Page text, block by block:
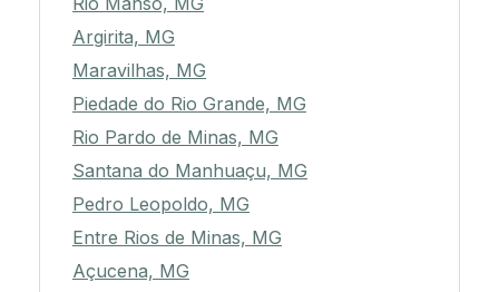
Argirita, MG
Maravilhas, MG
Piedade do Rio Grande, MG
Rio Pardo de Minas, MG
Santana do Manhuaçu, MG
Pedro Leopoldo, MG
Entre Rios de Minas, MG
Açucena, MG